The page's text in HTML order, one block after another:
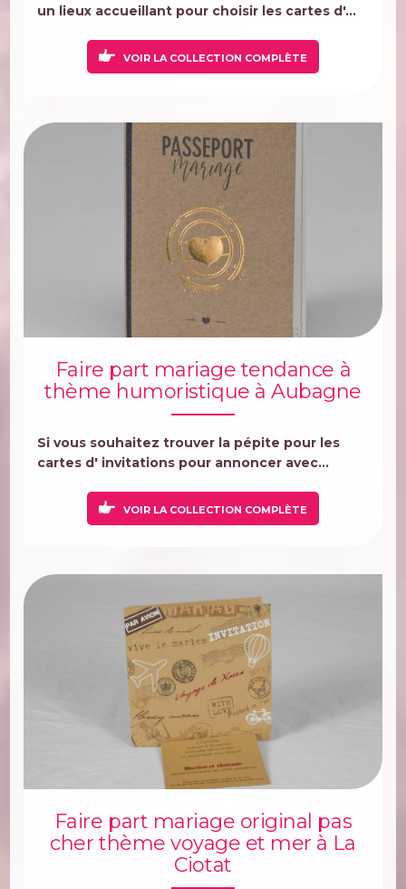
un lieux accueillant pour choisir les cartes d'...
VOIR LA COLLECTION COMPLÈTE
Faire part mariage tendance à
thème humoristique à Aubagne
Si vous souhaitez trouver la pépite pour les
cartes d' invitations pour annoncer avec...
VOIR LA COLLECTION COMPLÈTE
Faire part mariage original pas
cher thème voyage et mer à La
Ciotat